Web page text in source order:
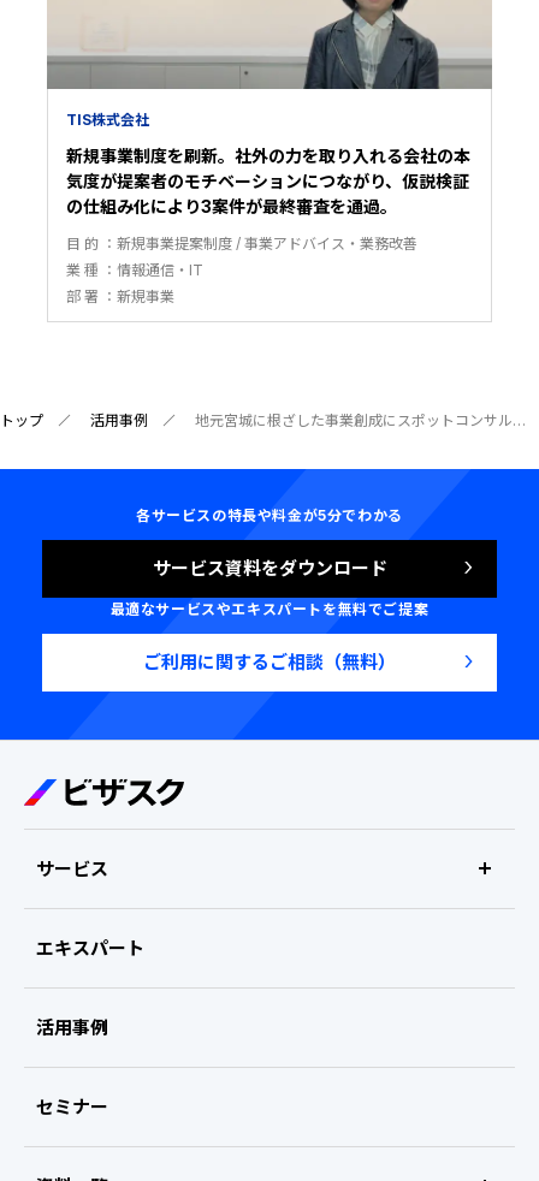
TIS株式会社
新規事業制度を刷新。社外の力を取り入れる会社の本
気度が提案者のモチベーションにつながり、仮説検証
の仕組み化により3案件が最終審査を通過。
目 的 新規事業提案制度
事業アドバイス・業務改善
業 種
情報通信・IT
部 署
新規事業
トップ 活用事例 地元宮城に根ざした事業創成にスポットコンサルを活用。ビザスクで首都圏との情報格差を解消し、新規事業を推進。
各サービスの特長や料金が5分でわかる
サービス資料をダウンロード
最適なサービスやエキスパートを無料でご提案
ご利用に関するご相談（無料）
サービス
リサーチ支援
ビザスクinterview
エキスパート
活用事例
セミナー